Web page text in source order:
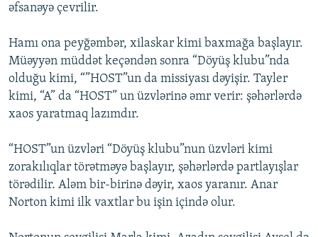
əfsanəyə çevrilir.
Hamı ona peyğəmbər, xilaskar kimi baxmağa başlayır.
Müəyyən müddət keçəndən sonra “Döyüş klubu”nda
olduğu kimi, “”HOST”un da missiyası dəyişir. Tayler
kimi, “A” da “HOST” un üzvlərinə əmr verir: şəhərlərdə
xaos yaratmaq lazımdır.
“HOST”un üzvləri “Döyüş klubu”nun üzvləri kimi
zorakılıqlar törətməyə başlayır, şəhərlərdə partlayışlar
törədilir. Aləm bir-birinə dəyir, xaos yaranır. Anar
Norton kimi ilk vaxtlar bu işin içində olur.